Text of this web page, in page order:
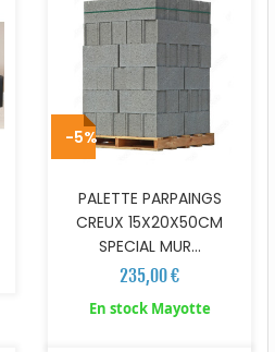
PALETTE PARPAINGS
CREUX 15X20X50CM
SPECIAL MUR...
235,00 €
En stock Mayotte
-5%